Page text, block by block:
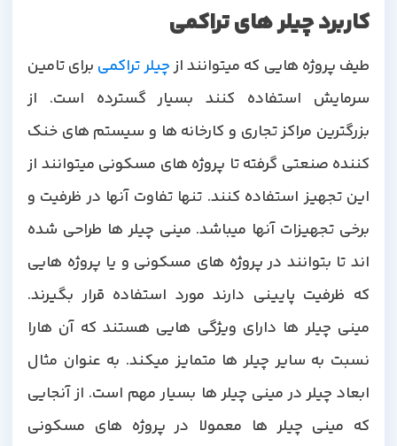
کاربرد چیلر های تراکمی
طیف پروژه هایی که میتوانند ازچیلر تراکمیبرای تامین
سرمایش استفاده کنند بسیار گسترده است. از
بزرگترین مراکز تجاری و کارخانه ها و سیستم های خنک
کننده صنعتی گرفته تا پروژه های مسکونی میتوانند از
این تجهیز استفاده کنند. تنها تفاوت آنها در ظرفیت و
برخی تجهیزات آنها میباشد. مینی چیلر ها طراحی شده
اند تا بتوانند در پروژه های مسکونی و یا پروژه هایی
که ظرفیت پایینی دارند مورد استفاده قرار بگیرند.
مینی چیلر ها دارای ویژگی هایی هستند که آن هارا
نسبت به سایر چیلر ها متمایز میکند. به عنوان مثال
ابعاد چیلر در مینی چیلر ها بسیار مهم است. از آنجایی
که مینی چیلر ها معمولا در پروژه های مسکونی